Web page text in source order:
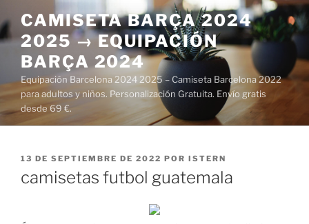
al
contenido
CAMISETA BARÇA 2024
2025 → EQUIPACIÓN
BARÇA 2024
Equipación Barcelona 2024 2025 – Camiseta Barcelona 2022
para adultos y niños. Personalización Gratuita. Envío gratis
desde 69 €.
PUBLICADO
13 DE SEPTIEMBRE DE 2022 POR ISTERN
camisetas futbol guatemala